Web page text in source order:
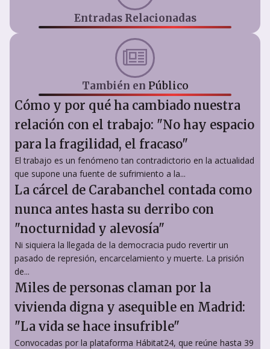
Entradas Relacionadas
También en Público
Cómo y por qué ha cambiado nuestra
relación con el trabajo: "No hay espacio
para la fragilidad, el fracaso"
El trabajo es un fenómeno tan contradictorio en la actualidad
que supone una fuente de sufrimiento a la...
La cárcel de Carabanchel contada como
nunca antes hasta su derribo con
"nocturnidad y alevosía"
Ni siquiera la llegada de la democracia pudo revertir un
pasado de represión, encarcelamiento y muerte. La prisión
de...
Miles de personas claman por la
vivienda digna y asequible en Madrid:
"La vida se hace insufrible"
Convocadas por la plataforma Hábitat24, que reúne hasta 39